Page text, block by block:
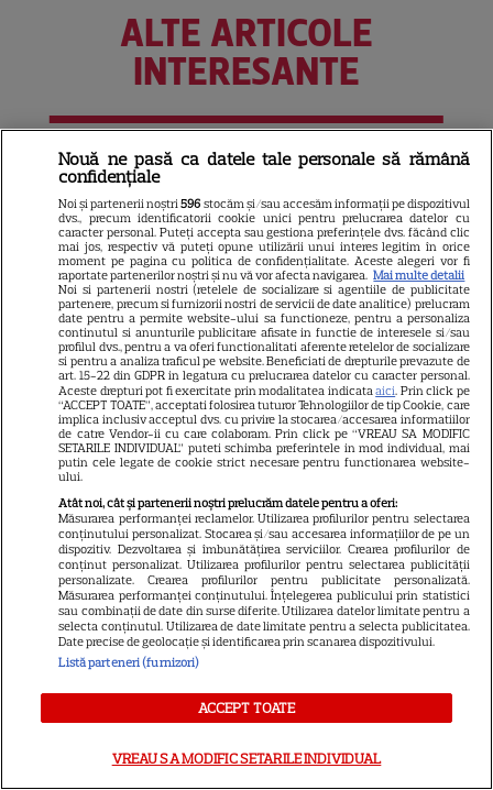
ALTE ARTICOLE
INTERESANTE
3
VEDETE STRĂINE
Marvel are un nou Black
Panther. David Jonsson preia
moștenirea lui Chadwick
Boseman
7
VEDETE STRĂINE
Ryan Gosling este noul Ghost
Rider din Universul Marvel.
Anunțul făcut la Comic-Con i-
a entuziasmat pe fani
DISNEY PLUS
„Diavolul se îmbracă de la
Prada 2” s-a lansat pe Disney+.
Meryl Streep și Anne
Hathaway revin la revista
Runway
Meryl Streep, gest
Nouă ne pasă ca datele tale personale să rămână
confidențiale
Noi și partenerii noștri596 stocăm și/sau accesăm informații pe dispozitivul
dvs., precum identificatorii cookie unici pentru prelucrarea datelor cu
caracter personal. Puteți accepta sau gestiona preferințele dvs. făcând clic
mai jos, respectiv vă puteți opune utilizării unui interes legitim în orice
moment pe pagina cu politica de confidențialitate. Aceste alegeri vor fi
raportate partenerilor noștri și nu vă vor afecta navigarea. Mai multe detalii
Noi si partenerii nostri (retelele de socializare si agentiile de publicitate
partenere, precum si furnizorii nostri de servicii de date analitice) prelucram
date pentru a permite website-ului sa functioneze, pentru a personaliza
continutul si anunturile publicitare afisate in functie de interesele si/sau
profilul dvs., pentru a va oferi functionalitati aferente retelelor de socializare
si pentru a analiza traficul pe website. Beneficiati de drepturile prevazute de
art. 15-22 din GDPR in legatura cu prelucrarea datelor cu caracter personal.
Aceste drepturi pot fi exercitate prin modalitatea indicataaici. Prin click pe
“ACCEPT TOATE”, acceptati folosirea tuturor Tehnologiilor de tip Cookie, care
implica inclusiv acceptul dvs. cu privire la stocarea/accesarea informatiilor
de catre Vendor-ii cu care colaboram. Prin click pe “VREAU SA MODIFIC
SETARILE INDIVIDUAL” puteti schimba preferintele in mod individual, mai
putin cele legate de cookie strict necesare pentru functionarea website-
ului.
Atât noi, cât și partenerii noștri prelucrăm datele pentru a oferi:
Măsurarea performanței reclamelor. Utilizarea profilurilor pentru selectarea
conținutului personalizat. Stocarea și/sau accesarea informațiilor de pe un
dispozitiv. Dezvoltarea și îmbunătățirea serviciilor. Crearea profilurilor de
conținut personalizat. Utilizarea profilurilor pentru selectarea publicității
personalizate. Crearea profilurilor pentru publicitate personalizată.
Măsurarea performanței conținutului. Înțelegerea publicului prin statistici
sau combinații de date din surse diferite. Utilizarea datelor limitate pentru a
selecta conținutul. Utilizarea de date limitate pentru a selecta publicitatea.
Date precise de geolocație și identificarea prin scanarea dispozitivului.
Listă parteneri (furnizori)
ACCEPT TOATE
VREAU SA MODIFIC SETARILE INDIVIDUAL